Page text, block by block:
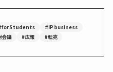
#IP business
会議 #広報 #転売